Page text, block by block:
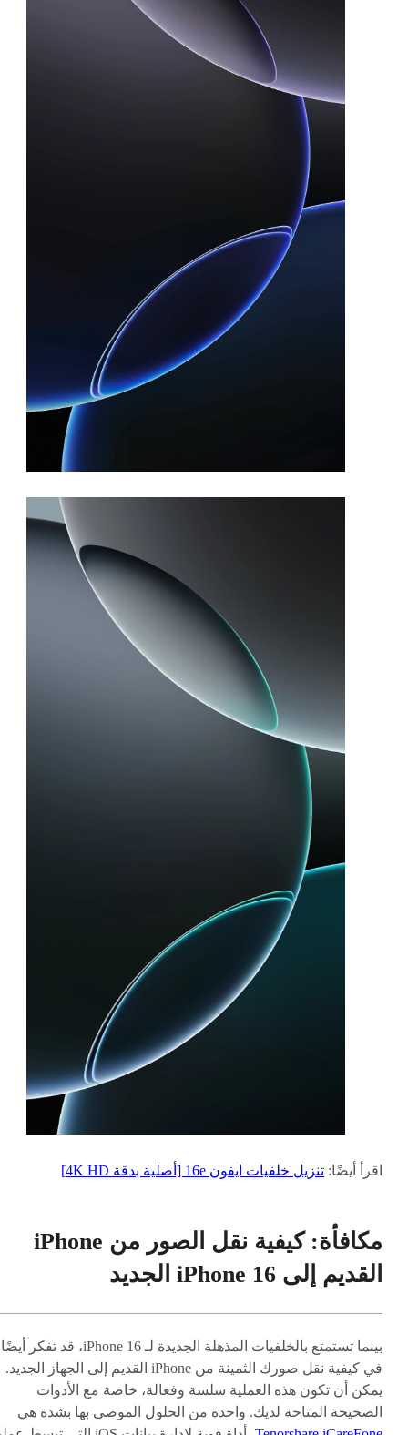
اقرأ أيضًا: تنزيل خلفيات ايفون 16e [أصلية بدقة 4K HD]
مكافأة: كيفية نقل الصور من iPhone
القديم إلى iPhone 16 الجديد
بينما تستمتع بالخلفيات المذهلة الجديدة لـ iPhone 16، قد تفكر أيضًا
في كيفية نقل صورك الثمينة من iPhone القديم إلى الجهاز الجديد.
يمكن أن تكون هذه العملية سلسة وفعالة، خاصة مع الأدوات
الصحيحة المتاحة لديك. واحدة من الحلول الموصى بها بشدة هي